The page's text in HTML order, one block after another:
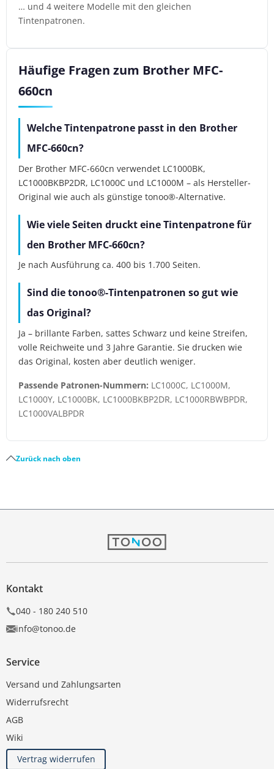
… und 4 weitere Modelle mit den gleichen
Tintenpatronen.
Häufige Fragen zum Brother MFC-
660cn
Welche Tintenpatrone passt in den Brother
MFC-660cn?
Der Brother MFC-660cn verwendet LC1000BK,
LC1000BKBP2DR, LC1000C und LC1000M – als Hersteller-
Original wie auch als günstige tonoo®-Alternative.
Wie viele Seiten druckt eine Tintenpatrone für
den Brother MFC-660cn?
Je nach Ausführung ca. 400 bis 1.700 Seiten.
Sind die tonoo®-Tintenpatronen so gut wie
das Original?
Ja – brillante Farben, sattes Schwarz und keine Streifen,
volle Reichweite und 3 Jahre Garantie. Sie drucken wie
das Original, kosten aber deutlich weniger.
Passende Patronen-Nummern: LC1000C, LC1000M,
LC1000Y, LC1000BK, LC1000BKBP2DR, LC1000RBWBPDR,
LC1000VALBPDR
Zurück nach oben
Kontakt
040 - 180 240 510
info@tonoo.de
Service
Versand und Zahlungsarten
Widerrufsrecht
AGB
Wiki
Vertrag widerrufen